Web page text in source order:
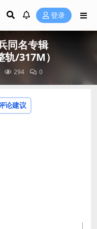
登录
同名专辑
/317M）
294 0
论建议